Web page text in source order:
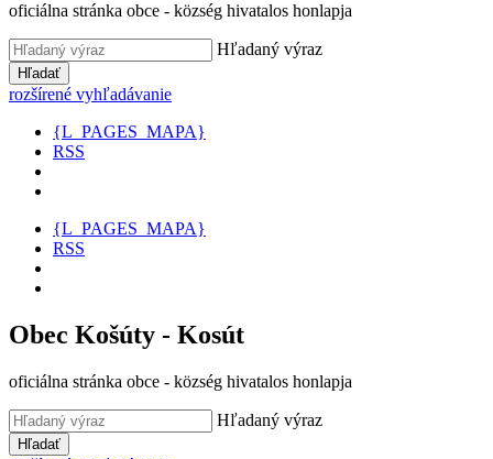
oficiálna stránka obce - község hivatalos honlapja
Hľadaný výraz
Hľadať
rozšírené vyhľadávanie
{L_PAGES_MAPA}
RSS
{L_PAGES_MAPA}
RSS
Obec Košúty - Kosút
oficiálna stránka obce - község hivatalos honlapja
Hľadaný výraz
Hľadať